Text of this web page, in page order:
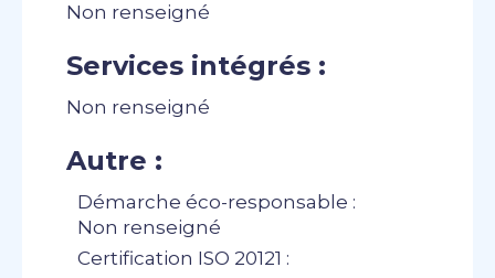
Non renseigné
Services intégrés :
Non renseigné
Autre :
Démarche éco-responsable :
Non renseigné
Certification ISO 20121 :